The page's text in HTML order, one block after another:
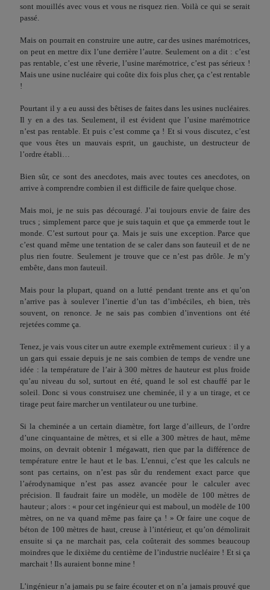
sont mouillés avec vous et vous ne risquez rien. Voilà ce qui se serait
passé.
Mais on pourrait en construire une autre, car des usines marémotrices,
on peut en mettre dix l’une derrière l’autre. Seu­lement on a dit : c’est
pas rentable, c’est une rêverie, l’usine marémotrice, c’est pas sérieux !
Mais une usine nucléaire qui coûte dix fois plus cher, ça c’est rentable
!
Pourtant il y a eu aussi des bêtises de faites dans les usines nucléaires.
Il y en a des tas. Seulement, il est évident que l’usine marémotrice
n’est pas rentable. Et puis c’est comme ça ! Et si vous discutez, c’est
que vous êtes un mauvais esprit, un gau­chiste, un destructeur de
l’ordre établi…
Bien sûr, ce sont des anecdotes, mais avec toutes ces anec­dotes, on
arrive à comprendre combien il est difficile de faire quelque chose.
Mais moi, je ne suis pas découragé. J’ai toujours envie de faire des
trucs ; simplement parce que je suis taquin et que ça emmerde tout le
monde. C’est surtout pour ça. Mais je suis une exception. Parce que
c’est quand même une tentation de se caler dans son fauteuil et de ne
plus rien foutre. Seulement je trouve que ce n’est pas drôle. Je m’y
embête, dans mon fauteuil.
Mais pour la plupart, quand on a lutté pendant trente ans et qu’on
n’arrive pas à soulever l’inertie d’un tas d’imbéciles, eh bien, très
souvent, on renonce. Je ne sais pas combien d’in­ventions ont été
rejetées comme ça.
Tenez, je vais vous citer un autre exemple extrêmement curieux : il y a
un gars qui essaie depuis je ne sais combien de temps de vendre une
idée : la température de l’air à 300 mètres de hauteur est plus froide
qu’au niveau du sol, surtout en été, quand le sol est chauffé par le
soleil. Donc si vous construisez une cheminée, il y a un tirage, et ce
tirage peut faire marcher un ventilateur ou une turbine.
Si la cheminée a un certain diamètre, fort large d’ailleurs, de l’ordre
d’une cinquantaine de mètres, et si elle a 300 mètres de haut, même
moins, on devrait obtenir 1 mégawatt, rien que par la différence de
température entre le haut et le bas. L’ennui, c’est que les calculs ne
sont pas certains, on n’est pas sûr du rendement exact parce que
l’aérodynamique n’est pas assez avancée pour le calculer avec
précision. Il faudrait faire un modèle, un modèle de 100 mètres de
hauteur ; alors : « pour cet ingénieur qui est maboul, un modèle de 100
mètres, on ne va quand même pas faire ça ! » Or faire une coque de
béton de 100 mètres de haut, creuse à l’intérieur, et qu’on démolirait
ensuite si ça ne marchait pas, cela coûterait des sommes beau­coup
moindres que le dixième du centième de l’industrie nucléaire ! Et si ça
marchait ! Ils auraient bonne mine !
L’ingénieur n’a jamais pu se faire écouter et on n’a jamais prouvé que